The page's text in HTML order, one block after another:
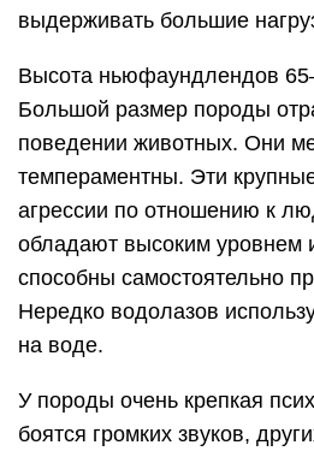
выдерживать большие
Высота ньюфаундлендов
Большой размер породы
поведении животных. Они
темпераментны. Эти
агрессии по отношению к
обладают высоким уровнем
способны самостоятельно
Нередко водолазов
на воде.
У породы очень крепкая
боятся громких звуков,